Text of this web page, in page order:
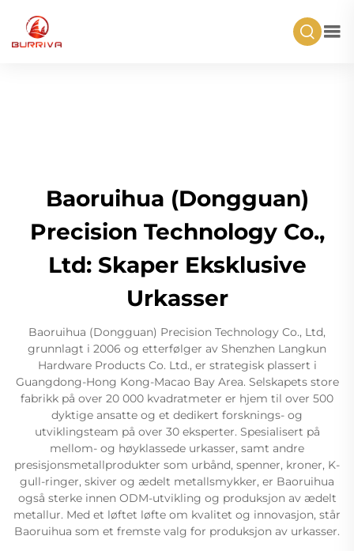
Baoruihua (Dongguan)
Precision Technology Co.,
Ltd: Skaper Eksklusive
Urkasser
Baoruihua (Dongguan) Precision Technology Co., Ltd,
grunnlagt i 2006 og etterfølger av Shenzhen Langkun
Hardware Products Co. Ltd., er strategisk plassert i
Guangdong-Hong Kong-Macao Bay Area. Selskapets store
fabrikk på over 20 000 kvadratmeter er hjem til over 500
dyktige ansatte og et dedikert forsknings- og
utviklingsteam på over 30 eksperter. Spesialisert på
mellom- og høyklassede urkasser, samt andre
presisjonsmetallprodukter som urbånd, spenner, kroner, K-
gull-ringer, skiver og ædelt metallsmykker, er Baoruihua
også sterke innen ODM-utvikling og produksjon av ædelt
metallur. Med et løftet løfte om kvalitet og innovasjon, står
Baoruihua som et fremste valg for produksjon av urkasser.